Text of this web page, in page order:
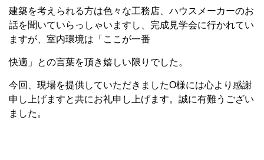
建築を考えられる方は色々な工務店、ハウスメーカーのお
話を聞いていらっしゃいますし、完成見学会に行かれてい
ますが、室内環境は「ここが一番
快適」との言葉を頂き嬉しい限りでした。
今回、現場を提供していただきましたO様には心より感謝
申し上げますと共にお礼申し上げます。誠に有難うござい
ました。